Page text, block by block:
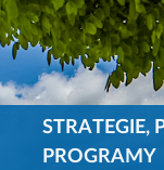
STRATEGIE,
PROGRAMY